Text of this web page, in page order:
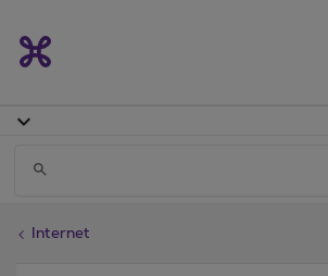
Internet